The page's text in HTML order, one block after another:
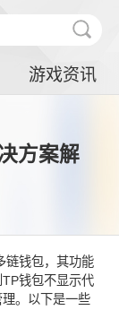
游戏资讯
方案解
链钱包，其功能
钱包不显示代
。以下是一些